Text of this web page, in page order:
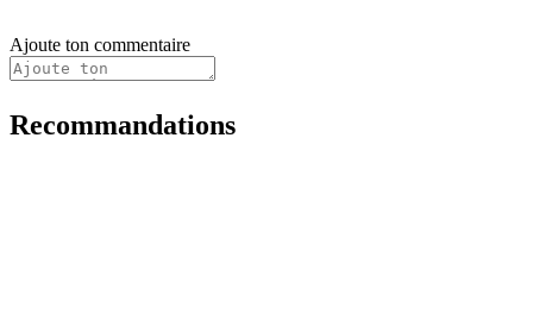
Ajoute ton commentaire
Recommandations